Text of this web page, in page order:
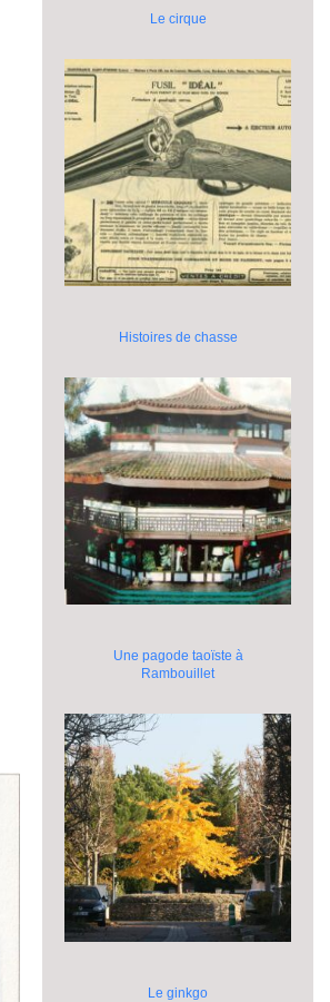
Le cirque
Histoires de chasse
Une pagode taoïste à
Rambouillet
Le ginkgo